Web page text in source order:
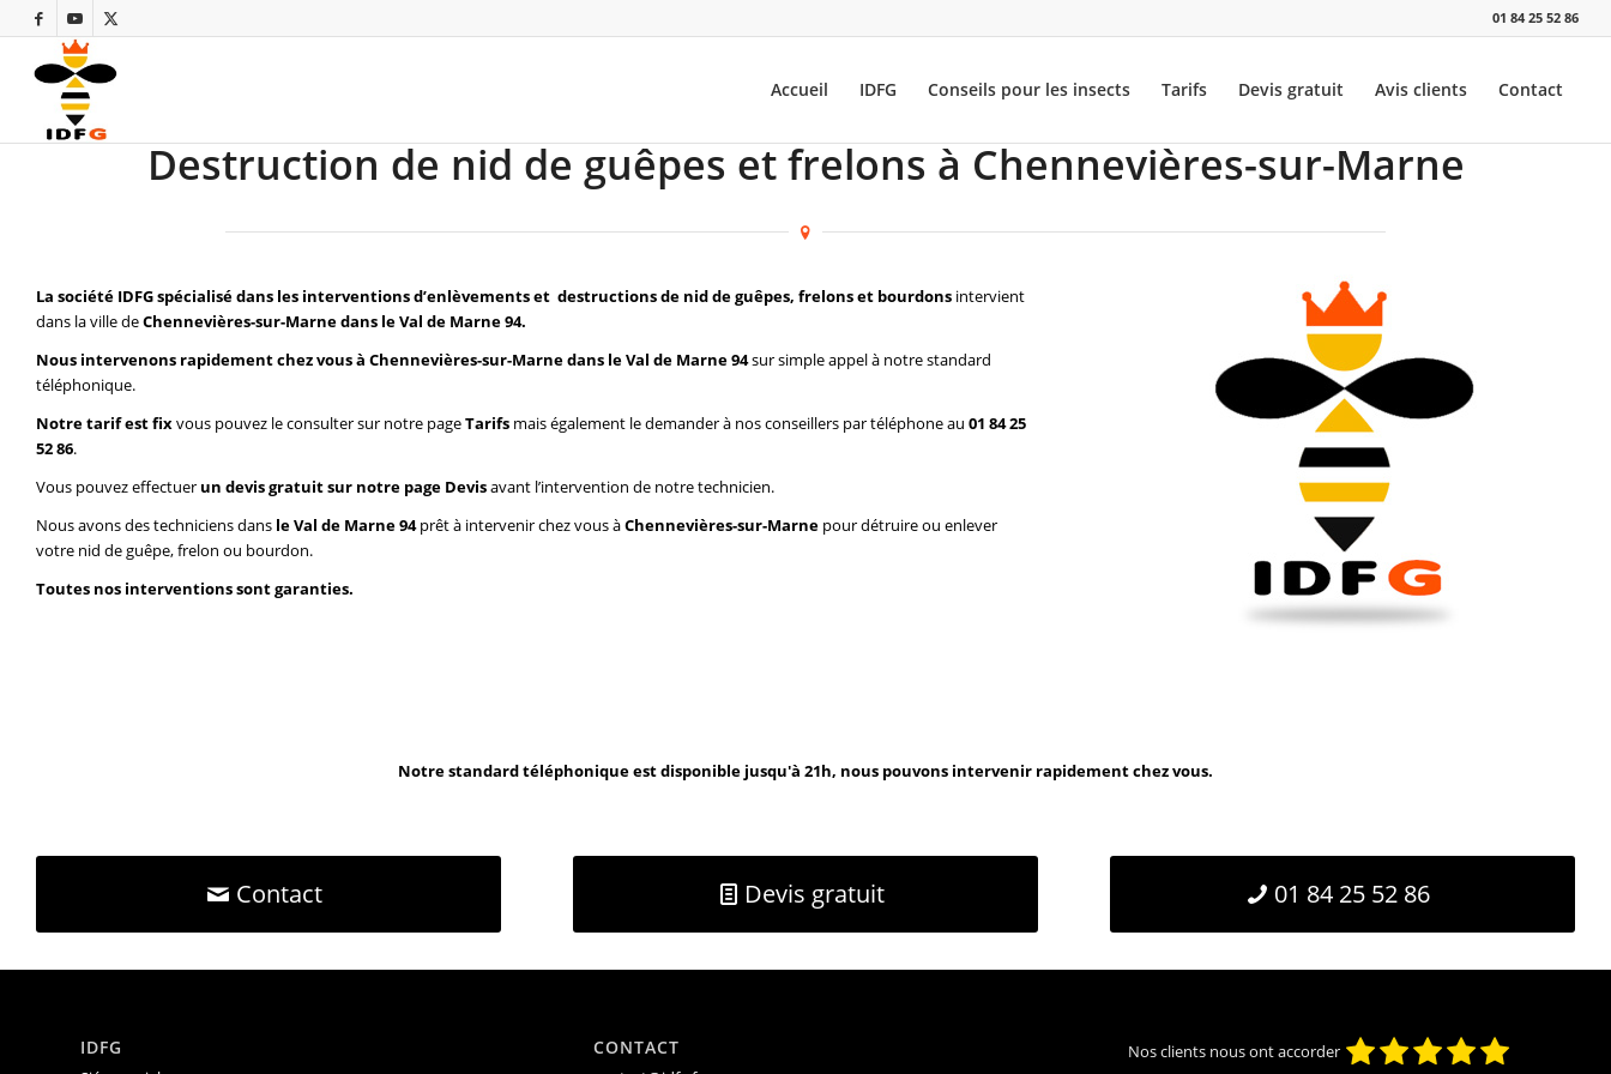
01 84 25 52 86
Accueil IDFG Conseils pour les insects Tarifs Devis gratuit Avis clients Contact
Destruction de nid de guêpes et frelons à Chennevières-sur-Marne
La société IDFG spécialisé dans les interventions d’enlèvements et destructions de nid de guêpes, frelons et bourdons intervient
dans la ville deChennevières-sur-Marne dans le Val de Marne 94.
Nous intervenons rapidement chez vous à Chennevières-sur-Marne dans le Val de Marne 94sur simple appel à notre standard
téléphonique.
Notre tarif est fixvous pouvez le consulter sur notre pageTarifs mais également le demander à nos conseillers par téléphone au 01 84 25
52 86.
Vous pouvez effectuer un devis gratuit sur notre page Devisavant l’intervention de notre technicien.
Nous avons des techniciens dans le Val de Marne 94prêt à intervenir chez vous àChennevières-sur-Marne pour détruire ou enlever
votre nid de guêpe, frelon ou bourdon.
Toutes nos interventions sont garanties.
Notre standard téléphonique est disponible jusqu'à 21h, nous pouvons intervenir rapidement chez vous.
Contact Devis gratuit 01 84 25 52 86
IDFG CONTACT Nos clients nous ont accorder